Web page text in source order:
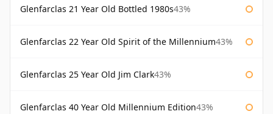
Glenfarclas 21 Year Old Bottled 1980s43%
Glenfarclas 22 Year Old Spirit of the Millennium43%
Glenfarclas 25 Year Old Jim Clark43%
Glenfarclas 40 Year Old Millennium Edition43%